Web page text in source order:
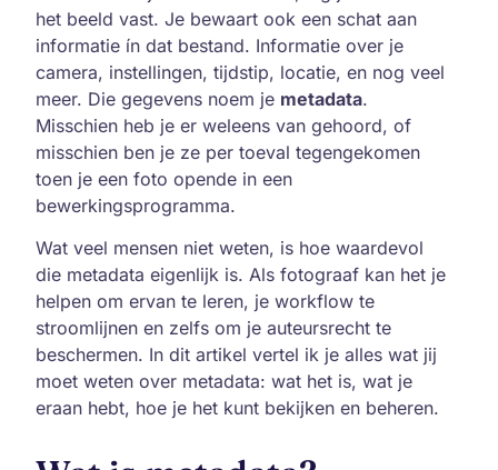
het beeld vast. Je bewaart ook een schat aan
informatie ín dat bestand. Informatie over je
camera, instellingen, tijdstip, locatie, en nog veel
meer. Die gegevens noem je metadata.
Misschien heb je er weleens van gehoord, of
misschien ben je ze per toeval tegengekomen
toen je een foto opende in een
bewerkingsprogramma.
Wat veel mensen niet weten, is hoe waardevol
die metadata eigenlijk is. Als fotograaf kan het je
helpen om ervan te leren, je workflow te
stroomlijnen en zelfs om je auteursrecht te
beschermen. In dit artikel vertel ik je alles wat jij
moet weten over metadata: wat het is, wat je
eraan hebt, hoe je het kunt bekijken en beheren.